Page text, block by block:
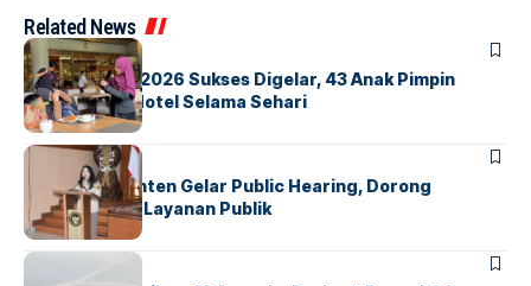
Related News
BERITAINDEX
GM For A Day 2026 Sukses Digelar, 43 Anak Pimpin
Operasional Hotel Selama Sehari
BANDARA BERITA
Karantina Banten Gelar Public Hearing, Dorong
Transparansi Layanan Publik
BANDARA